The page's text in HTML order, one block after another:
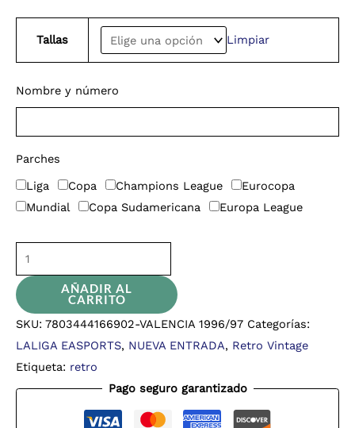
Tallas Limpiar
Nombre y número
Parches
Liga
Copa Champions League
Eurocopa
Mundial
Copa Sudamericana Europa League
AÑADIR AL
CARRITO
SKU: 7803444166902-VALENCIA 1996/97 Categorías:
LALIGA EASPORTS, NUEVA ENTRADA, Retro Vintage
Etiqueta: retro
Pago seguro garantizado